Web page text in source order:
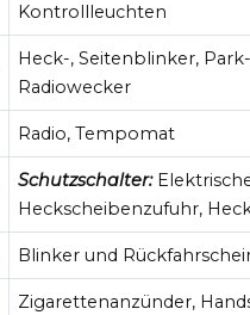
Kontrollleuchten
Heck-, Seitenblinker,
Radiowecker
Radio, Tempomat
Schutzschalter:
Heckscheibenzufuhr,
Blinker und
Zigarettenanzünder,